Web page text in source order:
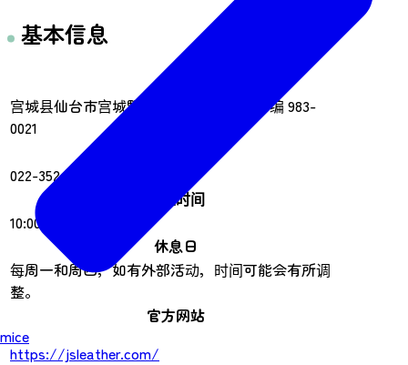
mice
基本信息
地址
宫城县仙台市宫城野区田子字信里 6-1 邮编 983-
0021
022-352-3128
营业时间
10:00-19:00
休息日
每周一和周四，如有外部活动，时间可能会有所调
整。
官方网站
https://jsleather.com/